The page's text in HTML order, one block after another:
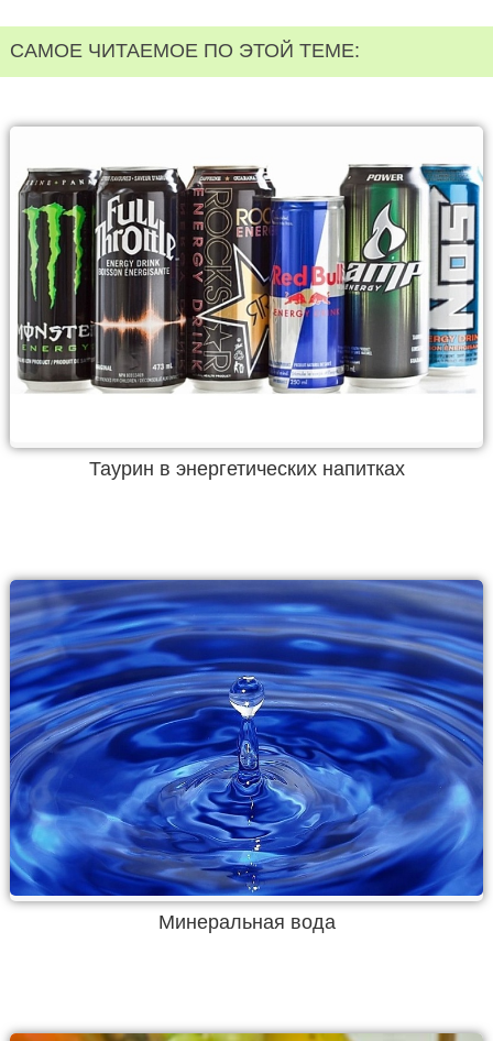
САМОЕ ЧИТАЕМОЕ ПО ЭТОЙ ТЕМЕ:
Таурин в энергетических напитках
Минеральная вода